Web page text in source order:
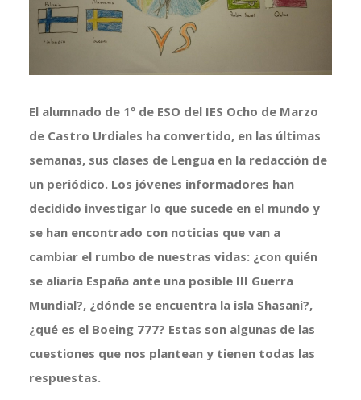
El alumnado de 1º de ESO del IES Ocho de Marzo
de Castro Urdiales ha convertido, en las últimas
semanas, sus clases de Lengua en la redacción de
un periódico. Los jóvenes informadores han
decidido investigar lo que sucede en el mundo y
se han encontrado con noticias que van a
cambiar el rumbo de nuestras vidas: ¿con quién
se aliaría España ante una posible III Guerra
Mundial?, ¿dónde se encuentra la isla Shasani?,
¿qué es el Boeing 777? Estas son algunas de las
cuestiones que nos plantean y tienen todas las
respuestas.